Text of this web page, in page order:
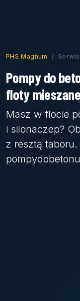
PHS Magnum Serwis
Pompy do
floty
Masz w flocie
i silonaczep?
z resztą taboru.